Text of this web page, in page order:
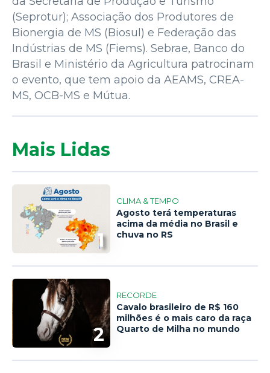
(Seprotur); Associação dos Produtores de
Bionergia de MS (Biosul) e Federação das
Indústrias de MS (Fiems). Sebrae, Banco do
Brasil e Ministério da Agricultura patrocinam
o evento, que tem apoio da AEAMS, CREA-
MS, OCB-MS e Mútua.
Mais Lidas
1
CLIMA & TEMPO
Agosto terá temperaturas
acima da média no Brasil e
chuva no RS
2
RECORDE
Cavalo brasileiro de R$ 160
milhões é o mais caro da raça
Quarto de Milha no mundo